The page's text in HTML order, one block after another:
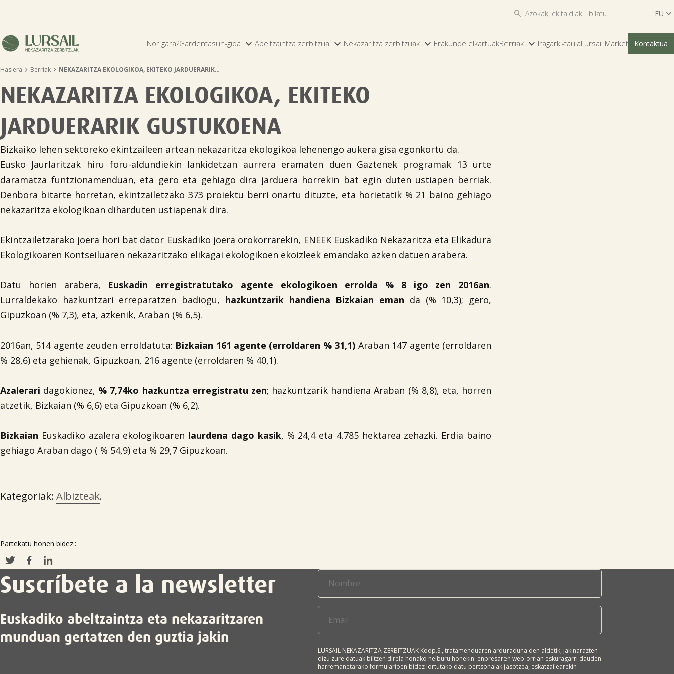
 EU 
ES
EU
Nor gara?Gardentasun-gida  Abeltzaintza zerbitzua  Nekazaritza zerbitzuak  Erakunde elkartuakBerriak  Iragarki-taulaLursail Market Kontaktua
Hasiera  Berriak  NEKAZARITZA EKOLOGIKOA, EKITEKO JARDUERARIK…
NEKAZARITZA EKOLOGIKOA, EKITEKO
JARDUERARIK GUSTUKOENA
Bizkaiko lehen sektoreko ekintzaileen artean nekazaritza ekologikoa lehenengo aukera gisa egonkortu da.
Eusko Jaurlaritzak hiru foru-aldundiekin lankidetzan aurrera eramaten duen Gaztenek programak 13 urte
daramatza funtzionamenduan, eta gero eta gehiago dira jarduera horrekin bat egin duten ustiapen berriak.
Denbora bitarte horretan, ekintzailetzako 373 proiektu berri onartu dituzte, eta horietatik % 21 baino gehiago
nekazaritza ekologikoan diharduten ustiapenak dira.
Ekintzailetzarako joera hori bat dator Euskadiko joera orokorrarekin, ENEEK Euskadiko Nekazaritza eta Elikadura
Ekologikoaren Kontseiluaren nekazaritzako elikagai ekologikoen ekoizleek emandako azken datuen arabera.
Datu horien arabera, Euskadin erregistratutako agente ekologikoen errolda % 8 igo zen 2016an.
Lurraldekako hazkuntzari erreparatzen badiogu, hazkuntzarik handiena Bizkaian eman da (% 10,3); gero,
Gipuzkoan (% 7,3), eta, azkenik, Araban (% 6,5).
2016an, 514 agente zeuden erroldatuta: Bizkaian 161 agente (erroldaren % 31,1) Araban 147 agente (erroldaren
% 28,6) eta gehienak, Gipuzkoan, 216 agente (erroldaren % 40,1).
Azalerari dagokionez, % 7,74ko hazkuntza erregistratu zen; hazkuntzarik handiena Araban (% 8,8), eta, horren
atzetik, Bizkaian (% 6,6) eta Gipuzkoan (% 6,2).
Bizkaian Euskadiko azalera ekologikoaren laurdena dago kasik, % 24,4 eta 4.785 hektarea zehazki. Erdia baino
gehiago Araban dago ( % 54,9) eta % 29,7 Gipuzkoan.
Kategoriak: Albizteak.
Partekatu honen bidez::
Suscríbete a la newsletter
Euskadiko abeltzaintza eta nekazaritzaren
munduan gertatzen den guztia jakin
LURSAIL NEKAZARITZA ZERBITZUAK Koop.S., tratamenduaren arduraduna den aldetik, jakinarazten
dizu zure datuak biltzen direla honako helburu honekin: enpresaren web-orrian eskuragarri dauden
harremanetarako formularioen bidez lortutako datu pertsonalak jasotzea, eskatzailearekin